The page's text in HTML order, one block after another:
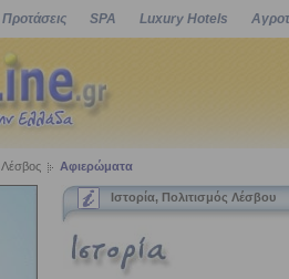
Προτάσεις SPA Luxury Hotels
Λέσβος Αφιερώματα
Ιστορία, Πολιτισμός Λέσβου